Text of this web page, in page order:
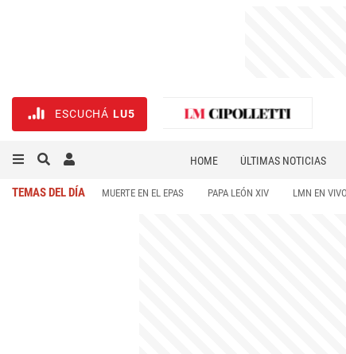
ESCUCHÁ LU5
HOME ÚLTIMAS NOTICIAS
TEMAS DEL DÍA MUERTE EN EL EPAS PAPA LEÓN XIV LMN EN VIVO